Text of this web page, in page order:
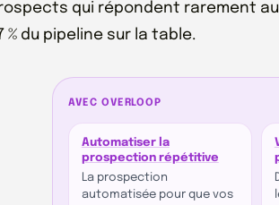
qui répondent rarement
% du pipeline sur la table.
AVEC OVERLOOP
Automatiser la
prospection répétitive
La prospection
automatisée pour que vos